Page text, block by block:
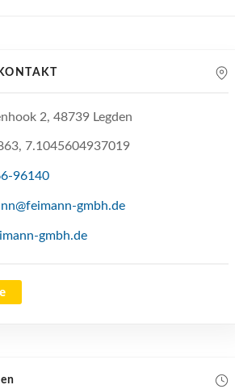
2, 48739 Legden
7.1045604937019
96140
gmbh.de
gmbh.de